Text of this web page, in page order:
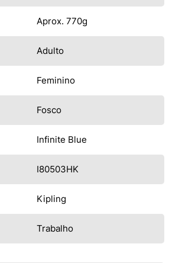
Aprox. 770g
Adulto
Feminino
Fosco
Infinite Blue
I80503HK
Kipling
Trabalho